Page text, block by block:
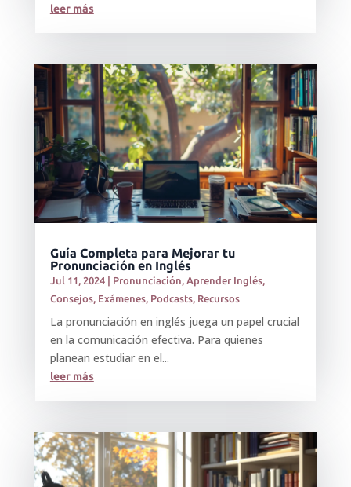
leer más
Guía Completa para Mejorar tu
Pronunciación en Inglés
Jul 11, 2024| Pronunciación Aprender Inglés,
Consejos, Exámenes, Podcasts, Recursos
La pronunciación en inglés juega un papel crucial
en la comunicación efectiva. Para quienes
planean estudiar en el...
leer más